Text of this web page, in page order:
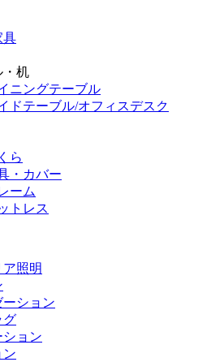
具
・机
ニングテーブル
ドテーブル/オフィスデスク
ら
・カバー
ーム
トレス
照明
ーション
グ
ション
ン